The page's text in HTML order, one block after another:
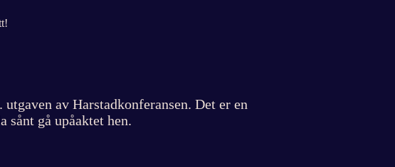
av Harstadkonferansen. Det er en
gå upåaktet hen.